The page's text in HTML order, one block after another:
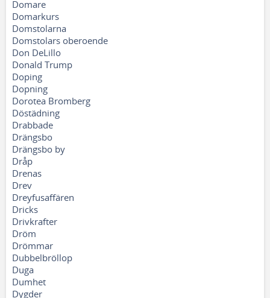
Domare
Domarkurs
Domstolarna
Domstolars oberoende
Don DeLillo
Donald Trump
Doping
Dopning
Dorotea Bromberg
Döstädning
Drabbade
Drängsbo
Drängsbo by
Dråp
Drenas
Drev
Dreyfusaffären
Dricks
Drivkrafter
Dröm
Drömmar
Dubbelbröllop
Duga
Dumhet
Dygder